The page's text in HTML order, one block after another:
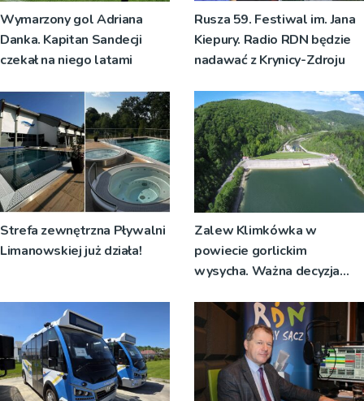
Wymarzony gol Adriana
Danka. Kapitan Sandecji
czekał na niego latami
Rusza 59. Festiwal im. Jana
Kiepury. Radio RDN będzie
nadawać z Krynicy-Zdroju
Strefa zewnętrzna Pływalni
Limanowskiej już działa!
Zalew Klimkówka w
powiecie gorlickim
wysycha. Ważna decyzja